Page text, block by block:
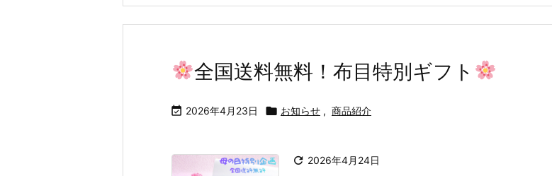
全国送料無料！布目特別ギフト
 2026年4月23日  お知らせ , 商品紹介
 2026年4月24日